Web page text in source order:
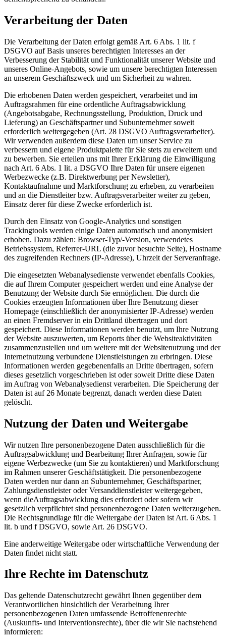
Verarbeitung der Daten
Die Verarbeitung der Daten erfolgt gemäß Art. 6 Abs. 1 lit. f
DSGVO auf Basis unseres berechtigten Interesses an der
Verbesserung der Stabilität und Funktionalität unserer Website und
unseres Online-Angebots, sowie um unsere berechtigten Interessen
an unserem Geschäftszweck und um Sicherheit zu wahren.
Die erhobenen Daten werden gespeichert, verarbeitet und im
Auftragsrahmen für eine ordentliche Auftragsabwicklung
(Angebotsabgabe, Rechnungsstellung, Produktion, Druck und
Lieferung) an Geschäftspartner und Subunternehmer soweit
erforderlich weitergegeben (Art. 28 DSGVO Auftragsverarbeiter).
Wir verwenden außerdem diese Daten um unser Service zu
verbessern und eigene Produktpalette für Sie stets zu erweitern und
zu bewerben. Sie erteilen uns mit Ihrer Erklärung die Einwilligung
nach Art. 6 Abs. 1 lit. a DSGVO Ihre Daten für unsere eigenen
Werbezwecke (z.B. Direktwerbung per Newsletter),
Kontaktaufnahme und Marktforschung zu erheben, zu verarbeiten
und an die Dienstleiter bzw. Auftragsverarbeiter weiter zu geben,
Einsatz derer für diese Zwecke erforderlich ist.
Durch den Einsatz von Google-Analytics und sonstigen
Trackingtools werden einige Daten automatisch und anonymisiert
erhoben. Dazu zählen: Browser-Typ/-Version, verwendetes
Betriebssystem, Referrer-URL (die zuvor besuchte Seite), Hostname
des zugreifenden Rechners (IP-Adresse), Uhrzeit der Serveranfrage.
Die eingesetzten Webanalysedienste verwendet ebenfalls Cookies,
die auf Ihrem Computer gespeichert werden und eine Analyse der
Benutzung der Website durch Sie ermöglichen. Die durch die
Cookies erzeugten Informationen über Ihre Benutzung dieser
Homepage (einschließlich der anonymisierter IP-Adresse) werden
an einen Fremdserver in ein Drittland übertragen und dort
gespeichert. Diese Informationen werden benutzt, um Ihre Nutzung
der Website auszuwerten, um Reports über die Websiteaktivitäten
zusammenzustellen und um weitere mit der Websitenutzung und der
Internetnutzung verbundene Dienstleistungen zu erbringen. Diese
Informationen werden gegebenenfalls an Dritte übertragen, sofern
dieses gesetzlich vorgeschrieben ist oder soweit Dritte diese Daten
im Auftrag von Webanalysedienst verarbeiten. Die Speicherung der
Daten ist auf 26 Monate begrenzt, danach werden diese Daten
gelöscht.
Nutzung der Daten und Weitergabe
Wir nutzen Ihre personenbezogene Daten ausschließlich für die
Auftragsabwicklung und Bearbeitung Ihrer Anfragen, sowie für
eigene Werbezwecke (um Sie zu kontaktieren) und Marktforschung
im Rahmen unserer Geschäftstätigkeit. Die personenbezogene
Daten werden nur dann an Subunternehmer, Geschäftspartner,
Zahlungsdienstleister oder Versanddienstleister weitergegeben,
wenn dieAuftragsabwicklung dies erfordert oder sofern wir
gesetzlich verpflichtet sind personenbezogene Daten weiterzugeben.
Die Rechtsgrundlage für die Weitergabe der Daten ist Art. 6 Abs. 1
lit. b und f DSGVO, sowie Art. 26 DSGVO.
Eine anderweitige Weitergabe oder wirtschaftliche Verwendung der
Daten findet nicht statt.
Ihre Rechte im Datenschutz
Das geltende Datenschutzrecht gewährt Ihnen gegenüber dem
Verantwortlichen hinsichtlich der Verarbeitung Ihrer
personenbezogenen Daten umfassende Betroffenenrechte
(Auskunfts- und Interventionsrechte), über die wir Sie nachstehend
informieren: